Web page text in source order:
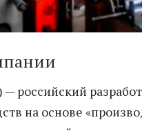
— российский
на основе